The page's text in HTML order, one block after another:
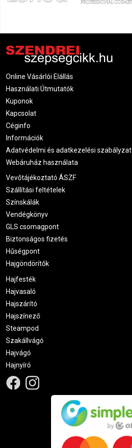
Online Vásárlói Elállás
Használati Útmutatók
Kuponok
Kapcsolat
Céginfo
Információk
Adatvédelmi és adatkezelési szabályzat
Webáruház használata
Vevőtájékoztató ÁSZF
Szállítási feltételek
Színskálák
Vendégkönyv
GLS csomagpont
Biztonságos fizetés
Hűségpont
Hajgöndörítők
Hajfesték
Hajvasaló
Hajszárító
Hajszínező
Steampod
Szakállvágó
Hajvágó
Hajnyíró